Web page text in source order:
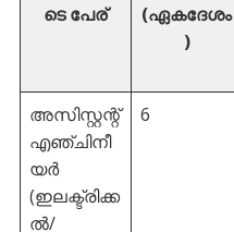
ടെ പേര്
(ഏകദേശം
)
അസിസ്റ്റന്റ്
എഞ്ചിനീ
യർ
(ഇലക്ട്രിക്ക
ൽ/
6